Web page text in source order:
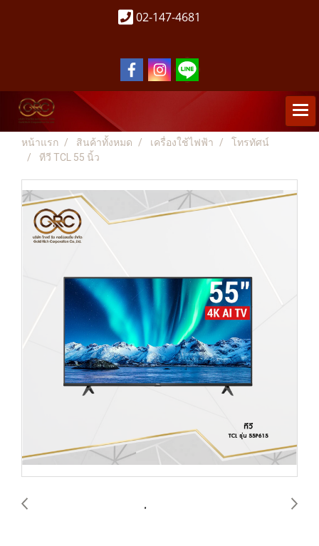
02-147-4681
หน้าแรก สินค้าทั้งหมด เครื่องใช้ไฟฟ้า
โทรทัศน์
ทีวี TCL 55 นิ้ว